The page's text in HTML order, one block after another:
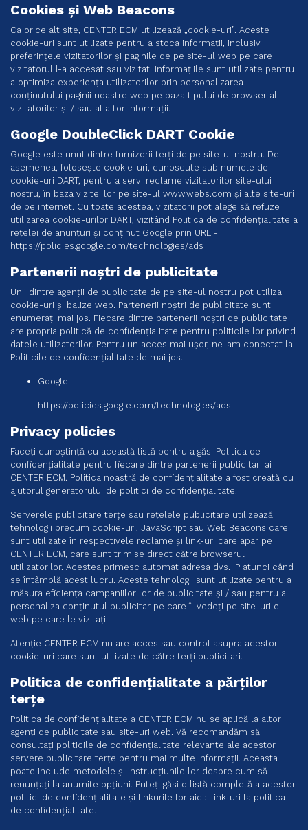
Cookies și Web Beacons
Ca orice alt site, CENTER ECM utilizează „cookie-uri”. Aceste
cookie-uri sunt utilizate pentru a stoca informații, inclusiv
preferințele vizitatorilor și paginile de pe site-ul web pe care
vizitatorul l-a accesat sau vizitat. Informațiile sunt utilizate pentru
a optimiza experiența utilizatorilor prin personalizarea
conținutului paginii noastre web pe baza tipului de browser al
vizitatorilor și / sau al altor informații.
Google DoubleClick DART Cookie
Google este unul dintre furnizorii terți de pe site-ul nostru. De
asemenea, folosește cookie-uri, cunoscute sub numele de
cookie-uri DART, pentru a servi reclame vizitatorilor site-ului
nostru, în baza vizitei lor pe site-ul www.webs.com și alte site-uri
de pe internet. Cu toate acestea, vizitatorii pot alege să refuze
utilizarea cookie-urilor DART, vizitând Politica de confidențialitate a
rețelei de anunțuri și conținut Google prin URL -
https://policies.google.com/technologies/ads
Partenerii noștri de publicitate
Unii dintre agenții de publicitate de pe site-ul nostru pot utiliza
cookie-uri și balize web. Partenerii noștri de publicitate sunt
enumerați mai jos. Fiecare dintre partenerii noștri de publicitate
are propria politică de confidențialitate pentru politicile lor privind
datele utilizatorilor. Pentru un acces mai ușor, ne-am conectat la
Politicile de confidențialitate de mai jos.
Google
https://policies.google.com/technologies/ads
Privacy policies
Faceți cunoștință cu această listă pentru a găsi Politica de
confidențialitate pentru fiecare dintre partenerii publicitari ai
CENTER ECM. Politica noastră de confidențialitate a fost creată cu
ajutorul generatorului de politici de confidențialitate.
Serverele publicitare terțe sau rețelele publicitare utilizează
tehnologii precum cookie-uri, JavaScript sau Web Beacons care
sunt utilizate în respectivele reclame și link-uri care apar pe
CENTER ECM, care sunt trimise direct către browserul
utilizatorilor. Acestea primesc automat adresa dvs. IP atunci când
se întâmplă acest lucru. Aceste tehnologii sunt utilizate pentru a
măsura eficiența campaniilor lor de publicitate și / sau pentru a
personaliza conținutul publicitar pe care îl vedeți pe site-urile
web pe care le vizitați.
Atenție CENTER ECM nu are acces sau control asupra acestor
cookie-uri care sunt utilizate de către terți publicitari.
Politica de confidențialitate a părților
terțe
Politica de confidențialitate a CENTER ECM nu se aplică la altor
agenți de publicitate sau site-uri web. Vă recomandăm să
consultați politicile de confidențialitate relevante ale acestor
servere publicitare terțe pentru mai multe informații. Aceasta
poate include metodele și instrucțiunile lor despre cum să
renunțați la anumite opțiuni. Puteți găsi o listă completă a acestor
politici de confidențialitate și linkurile lor aici: Link-uri la politica
de confidențialitate.